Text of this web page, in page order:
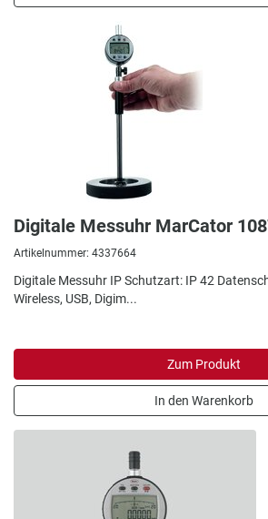
Digitale Messuhr MarCator
Artikelnummer: 4337664
Digitale Messuhr IP Schutzart: IP 42
Wireless, USB, Digim...
Zum Produkt
In den Warenkorb